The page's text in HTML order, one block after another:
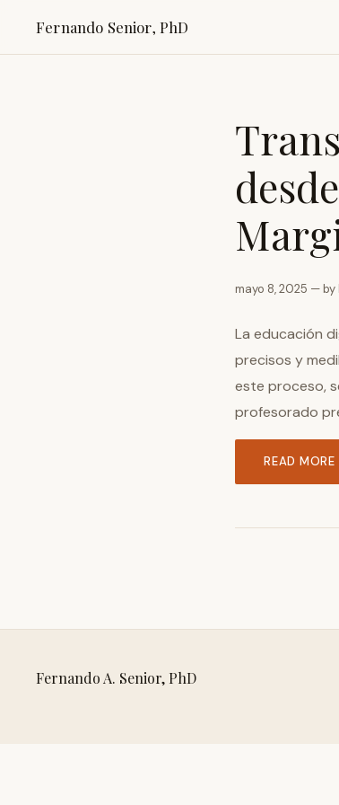
Fernando Senior, PhD
mayo 8, 2025 —
La educación
precisos y
este proceso,
profesorado
READ MORE
Fernando A. Senior, PhD